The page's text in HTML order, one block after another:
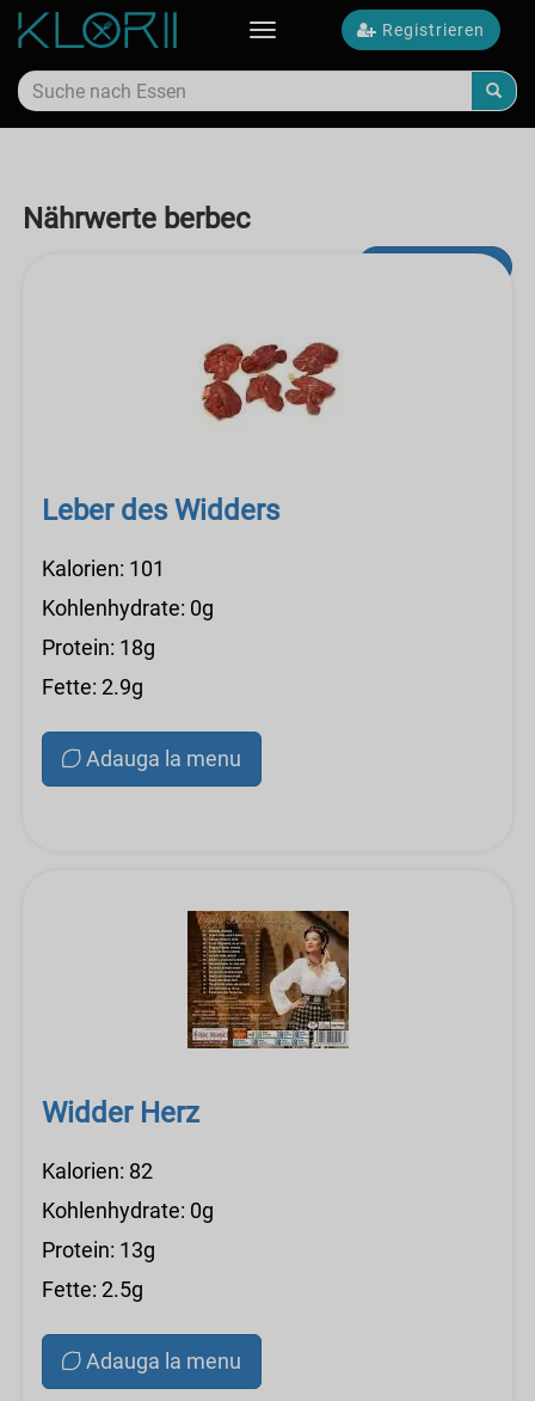
Registrieren
Toggle
Nährwerte berbec
Leber des Widders
Kalorien: 101
Kohlenhydrate: 0g
Protein: 18g
Fette: 2.9g
Adauga la menu
Widder Herz
Kalorien: 82
Kohlenhydrate: 0g
Protein: 13g
Fette: 2.5g
Adauga la menu